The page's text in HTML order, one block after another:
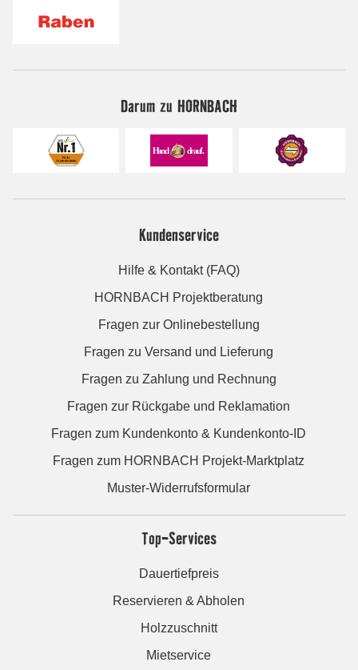
Darum zu HORNBACH
Kundenservice
Hilfe & Kontakt (FAQ)
HORNBACH Projektberatung
Fragen zur Onlinebestellung
Fragen zu Versand und Lieferung
Fragen zu Zahlung und Rechnung
Fragen zur Rückgabe und Reklamation
Fragen zum Kundenkonto & Kundenkonto-ID
Fragen zum HORNBACH Projekt-Marktplatz
Muster-Widerrufsformular
Top-Services
Dauertiefpreis
Reservieren & Abholen
Holzzuschnitt
Mietservice